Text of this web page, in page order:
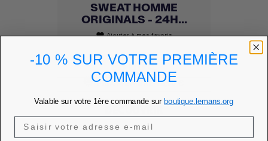
SWEAT HOMME
ORIGINALS - 24H...
favoriteAjouter à mes favoris
Prix
80,00 €
PRIX MEMBRE 68,00 €
-10 % SUR VOTRE PREMIÈRE
COMMANDE
Valable sur votre 1ère commande sur boutique.lemans.org